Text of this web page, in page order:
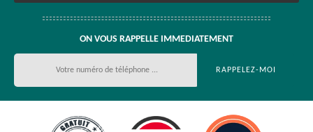
ON VOUS RAPPELLE IMMEDIATEMENT